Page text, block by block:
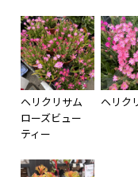
ヘリクリサム
ローズビュー
ティー
ヘリク